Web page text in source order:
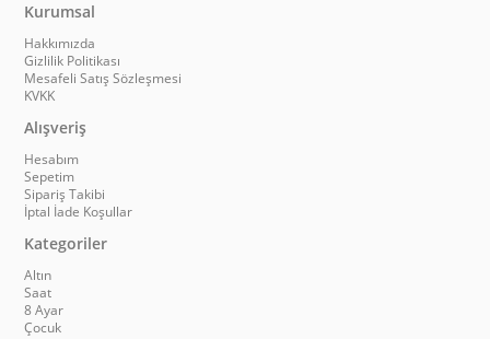
Kurumsal
Hakkımızda
Gizlilik Politikası
Mesafeli Satış Sözleşmesi
KVKK
Alışveriş
Hesabım
Sepetim
Sipariş Takibi
İptal İade Koşullar
Kategoriler
Altın
Saat
8 Ayar
Çocuk